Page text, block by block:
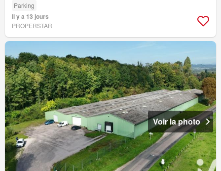
Parking
Il y a 13 jours
PROPERSTAR
Voir la photo